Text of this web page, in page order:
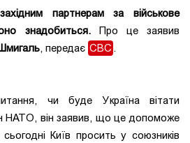
партнерам за військове
знадобиться. Про це заявив
, передає CBC .
чи буде Україна вітати
НАТО, він заявив, що це допоможе
Київ просить у союзників